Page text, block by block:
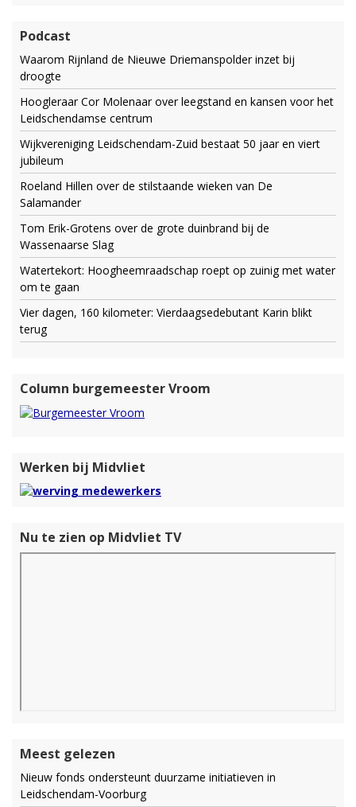
Podcast
Waarom Rijnland de Nieuwe Driemanspolder inzet bij
droogte
Hoogleraar Cor Molenaar over leegstand en kansen voor het
Leidschendamse centrum
Wijkvereniging Leidschendam-Zuid bestaat 50 jaar en viert
jubileum
Roeland Hillen over de stilstaande wieken van De
Salamander
Tom Erik-Grotens over de grote duinbrand bij de
Wassenaarse Slag
Watertekort: Hoogheemraadschap roept op zuinig met water
om te gaan
Vier dagen, 160 kilometer: Vierdaagsedebutant Karin blikt
terug
Column burgemeester Vroom
Werken bij Midvliet
Nu te zien op Midvliet TV
Meest gelezen
Nieuw fonds ondersteunt duurzame initiatieven in
Leidschendam-Voorburg